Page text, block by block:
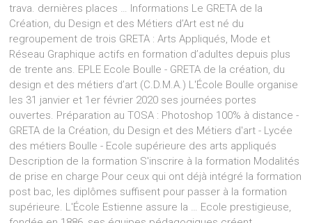
trava. dernières places … Informations Le GRETA de la
Création, du Design et des Métiers d’Art est né du
regroupement de trois GRETA : Arts Appliqués, Mode et
Réseau Graphique actifs en formation d’adultes depuis plus
de trente ans. EPLE Ecole Boulle - GRETA de la création, du
design et des métiers d’art (C.D.M.A.) L'École Boulle organise
les 31 janvier et 1er février 2020 ses journées portes
ouvertes. Préparation au TOSA : Photoshop 100% à distance -
GRETA de la Création, du Design et des Métiers d'art - Lycée
des métiers Boulle - Ecole supérieure des arts appliqués
Description de la formation S'inscrire à la formation Modalités
de prise en charge Pour ceux qui ont déjà intégré la formation
post bac, les diplômes suffisent pour passer à la formation
supérieure. L'École Estienne assure la … Ecole prestigieuse,